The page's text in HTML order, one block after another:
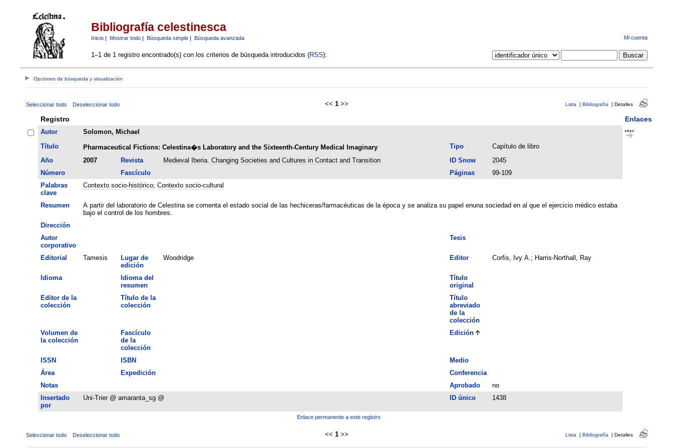
Bibliografía celestinesca
Inicio| Mostrar todo| Búsqueda simple| Búsqueda avanzada Mi cuenta
1–1 de 1 registro encontrado(s) con los criterios de búsqueda introducidos (RSS):
Opciones de búsqueda y visualización
Seleccionar todo Deseleccionar todo << 1 >> Lista | Bibliografía | Detalles
Registro Enlaces
Autor
Solomon, Michael
Título
Pharmaceutical Fictions: Celestina�s Laboratory and the Sixteenth-Century Medical Imaginary Tipo
Capítulo de libro
Año
2007 Revista Medieval Iberia. Changing Societies and Cultures in Contact and Transition ID Snow
2045
Número
Fascículo Páginas
99-109
Palabras
clave
Contexto socio-histórico; Contexto socio-cultural
Resumen
A partir del laboratorio de Celestina se comenta el estado social de las hechiceras/farmacéuticas de la época y se analiza su papel enuna sociedad en al que el ejercicio médico estaba
bajo el control de los hombres.
Dirección
Autor
corporativo
Tesis
Editorial Tamesis
Lugar de
edición
Woodridge Editor Corfis, Ivy A.; Harris-Northall, Ray
Idioma
Idioma del
resumen
Título
original
Editor de la
colección
Título de la
colección
Título
abreviado
de la
colección
Volumen de
la colección
Fascículo
de la
colección
Edición
ISSN ISBN
Medio
Área
Expedición
Conferencia
Notas
Aprobado
no
Insertado
por
Uni-Trier @ amaranta_sg @ ID único 1438
Enlace permanente a este registro
Seleccionar todo Deseleccionar todo << 1 >> Lista | Bibliografía | Detalles